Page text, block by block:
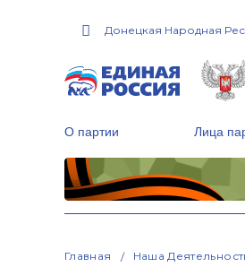
Донецкая Народная
О партии Лица
Главная Наша